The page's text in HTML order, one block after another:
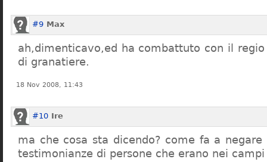
#9 Max
ah,dimenticavo,ed ha combattuto con il
di granatiere.
18 Nov 2008, 11:43
#10 Ire
ma che cosa sta dicendo? come fa a
testimonianze di persone che erano nei campi